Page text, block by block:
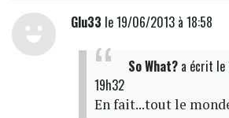
Glu33 le 19/06/2013 à 18:58
So What?a écrit
19h32
En fait...tout le